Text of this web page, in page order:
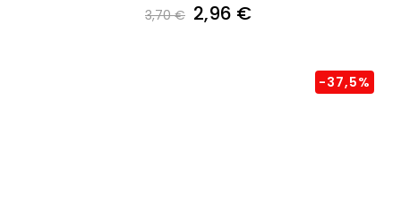
3,70 € 2,96 €
-37,5%